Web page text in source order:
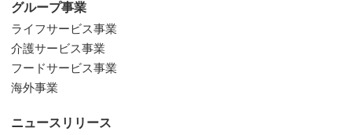
グループ事業
ライフサービス事業
介護サービス事業
フードサービス事業
海外事業
ニュースリリース